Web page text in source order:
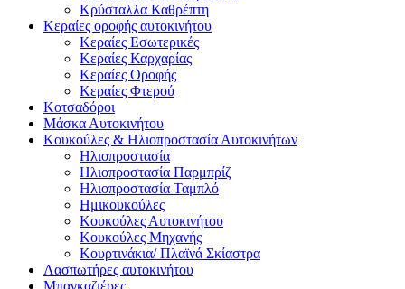
Κρύσταλλα Καθρέπτη
Κεραίες οροφής αυτοκινήτου
Κεραίες Εσωτερικές
Κεραίες Καρχαρίας
Κεραίες Οροφής
Κεραίες Φτερού
Κοτσαδόροι
Μάσκα Αυτοκινήτου
Κουκούλες & Ηλιοπροστασία Αυτοκινήτων
Ηλιοπροστασία
Ηλιοπροστασία Παρμπρίζ
Ηλιοπροστασία Ταμπλό
Ημικουκούλες
Κουκούλες Αυτοκινήτου
Κουκούλες Μηχανής
Κουρτινάκια/ Πλαϊνά Σκίαστρα
Λασπωτήρες αυτοκινήτου